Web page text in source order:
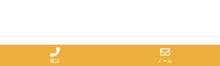
電話 メール